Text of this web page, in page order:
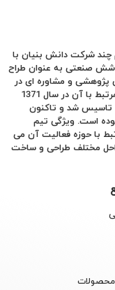
چند شرکت دانش بنیان با
صنعتی به عنوان طراح
پژوهشی و مشاوره ای در
حوزه فناوری رنگ عایق و پوشش صنعتی و علوم مرتبط با آن در سال 1371
تاسیس شد و تاکنون
است. ویژگی تیم
با حوزه فعالیت آن می
مختلف طراحی و ساخت